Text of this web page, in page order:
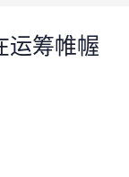
运筹帷幄